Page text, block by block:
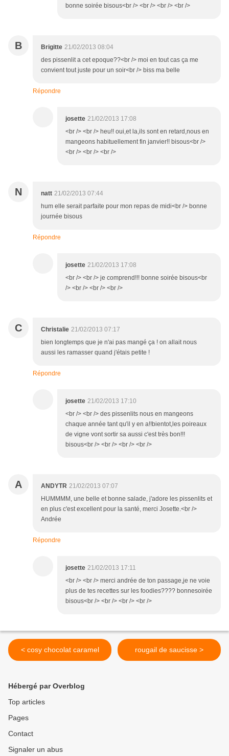
bonne soirée bisous<br /> <br /> <br /> <br />
B Brigitte 21/02/2013 08:04
des pissenlit a cet epoque??<br /> moi en tout cas ça me
convient tout juste pour un soir<br /> biss ma belle
Répondre
josette 21/02/2013 17:08
<br /> <br /> heu!! oui,et la,ils sont en retard,nous en
mangeons habituellement fin janvier!! bisous<br />
<br /> <br /> <br />
N natt 21/02/2013 07:44
hum elle serait parfaite pour mon repas de midi<br /> bonne
journée bisous
Répondre
josette 21/02/2013 17:08
<br /> <br /> je comprend!!! bonne soirée bisous<br
/> <br /> <br /> <br />
C Christalie 21/02/2013 07:17
bien longtemps que je n'ai pas mangé ça ! on allait nous
aussi les ramasser quand j'étais petite !
Répondre
josette 21/02/2013 17:10
<br /> <br /> des pissenlits nous en mangeons
chaque année tant qu'il y en a!!bientot,les poireaux
de vigne vont sortir sa aussi c'est très bon!!!
bisous<br /> <br /> <br /> <br />
A ANDYTR 21/02/2013 07:07
HUMMMM, une belle et bonne salade, j'adore les pissenlits et
en plus c'est excellent pour la santé, merci Josette.<br />
Andrée
Répondre
josette 21/02/2013 17:11
<br /> <br /> merci andrée de ton passage,je ne voie
plus de tes recettes sur les foodies???? bonnesoirée
bisous<br /> <br /> <br /> <br />
< cosy chocolat caramel rougail de saucisse >
Hébergé par Overblog
Top articles
Pages
Contact
Signaler un abus